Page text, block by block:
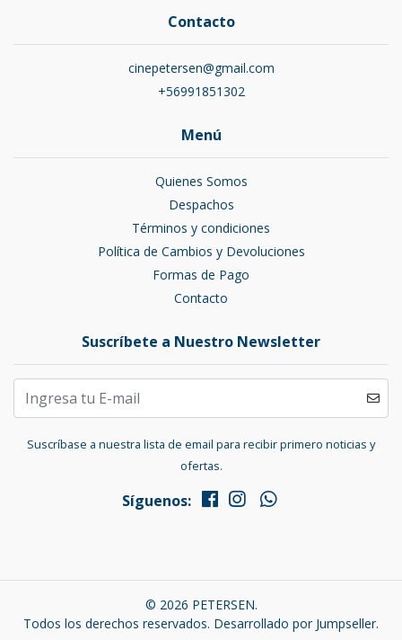
Contacto
cinepetersen@gmail.com
+56991851302
Menú
Quienes Somos
Despachos
Términos y condiciones
Política de Cambios y Devoluciones
Formas de Pago
Contacto
Suscríbete a Nuestro Newsletter
Suscríbase a nuestra lista de email para recibir primero noticias y
ofertas.
Síguenos:
© 2026 PETERSEN.
Todos los derechos reservados. Desarrollado por Jumpseller.